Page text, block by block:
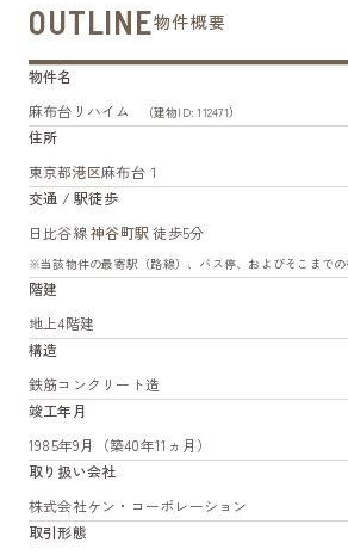
OUTLINE物件概要
物件名
麻布台リハイム
（建物ID: 112471）
住所
東京都港区麻布台１
交通 / 駅徒歩
日比谷線神谷町駅 徒歩5分
※当該物件の最寄駅（路線）、バス停、およびそこまでの
階建
地上4階建
構造
鉄筋コンクリート造
竣工年月
1985年9月（築40年11ヵ月）
取り扱い会社
株式会社ケン・コーポレーション
取引形態